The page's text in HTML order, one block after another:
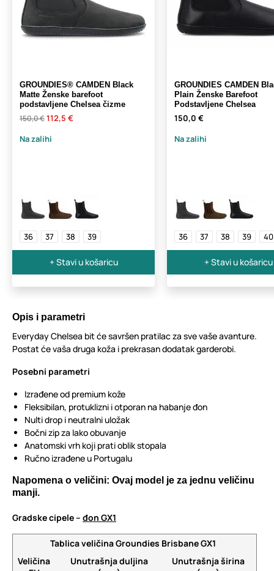
GROUNDIES® CAMDEN Black
Matte Ženske barefoot
podstavljene Chelsea čizme
150,0 €112,5 €
Na zalihi
36 37 38 39
+ Stavi u košaricu
GROUNDIES CAMDEN
Plain Ženske Barefoot
Podstavljene Chelsea
150,0 €
Na zalihi
36 37 38 39 40
+ Stavi u košaricu
Opis i parametri
Everyday Chelsea bit će savršen pratilac za sve vaše avanture.
Postat će vaša druga koža i prekrasan dodatak garderobi.
Posebni parametri
Izrađene od premium kože
Fleksibilan, protuklizni i otporan na habanje đon
Nulti drop i neutralni uložak
Bočni zip za lako obuvanje
Anatomski vrh koji prati oblik stopala
Ručno izrađene u Portugalu
Napomena o veličini: Ovaj model je za jednu veličinu
manji.
Gradske cipele – đon GX1
Tablica veličina Groundies Brisbane GX1
Veličina
Unutrašnja duljina
Unutrašnja širina